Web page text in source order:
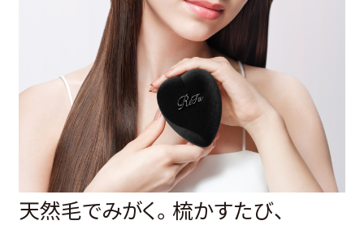
天然毛でみがく。 梳かすたび、